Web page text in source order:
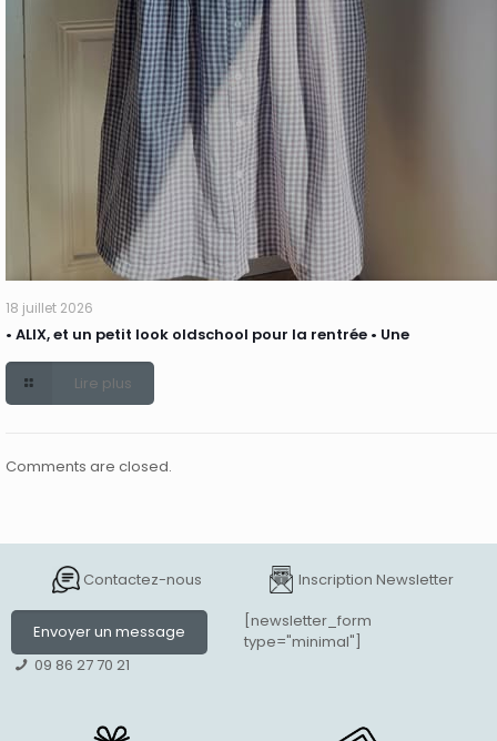
18 juillet 2026
• ALIX, et un petit look oldschool pour la rentrée • Une
Lire plus
Comments are closed.
Contactez-nous
Envoyer un message
09 86 27 70 21
Inscription Newsletter
[newsletter_form
type="minimal"]